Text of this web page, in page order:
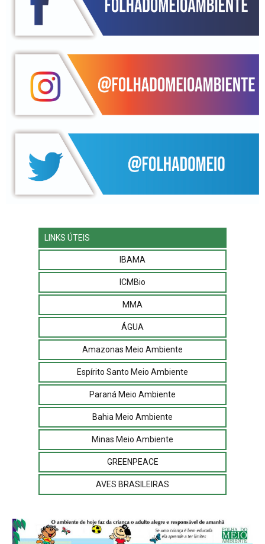
LINKS ÚTEIS
IBAMA
ICMBio
MMA
ÁGUA
Amazonas Meio Ambiente
Espírito Santo Meio Ambiente
Paraná Meio Ambiente
Bahia Meio Ambiente
Minas Meio Ambiente
GREENPEACE
AVES BRASILEIRAS